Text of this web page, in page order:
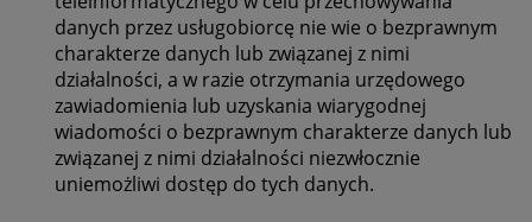
danych przez usługobiorcę nie wie o bezprawnym
charakterze danych lub związanej z nimi
działalności, a w razie otrzymania urzędowego
zawiadomienia lub uzyskania wiarygodnej
wiadomości o bezprawnym charakterze danych lub
związanej z nimi działalności niezwłocznie
uniemożliwi dostęp do tych danych.